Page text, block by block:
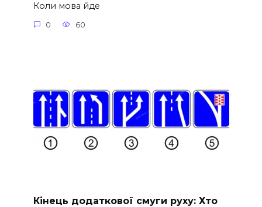
Коли мова йде
0 60
Кінець додаткової смуги руху: Хто